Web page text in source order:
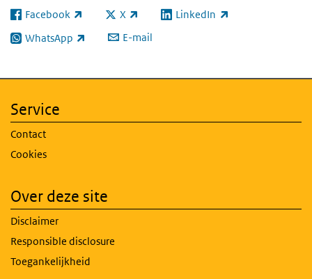
Facebook
(externe link) X
(externe link) LinkedIn
(externe link)
WhatsApp
(externe link) E-mail
Service
Contact
Cookies
Over deze site
Disclaimer
Responsible disclosure
Toegankelijkheid